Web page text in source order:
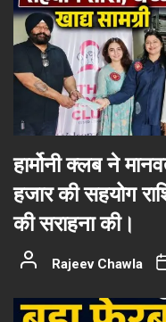
हार्मोनी क्लब ने
हजार की सहयोग
की सराहना की।
Rajeev Chawla